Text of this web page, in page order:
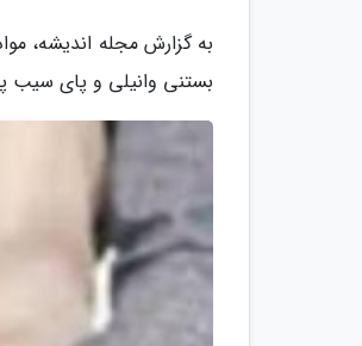
به گزارش مجله اندیشه،
بستنی وانیلی و پای سیب